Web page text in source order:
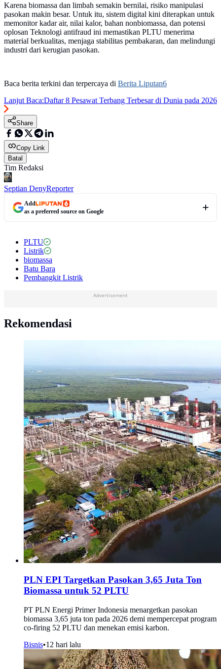
Karena biomassa dan limbah semakin bernilai, risiko manipulasi
pasokan makin besar. Untuk itu, sistem digital kini diterapkan untuk
memonitor kadar air, nilai kalor, bahan nonbiomassa, dan potensi
oplosan Teknologi antifraud ini memastikan PLTU menerima
material berkualitas, menjaga stabilitas pembakaran, dan melindungi
industri dari kerugian pasokan.
Baca berita terkini dan terpercaya di Berita Liputan6
Lanjut Baca:Daftar 8 Pesawat Terbang Terbesar di Dunia pada 2026
Share
Copy Link
Batal
Tim Redaksi
Septian DenyReporter
Add
as a preferred source on Google
PLTU
Listrik
biomassa
Batu Bara
Pembangkit Listrik
Advertisement
Rekomendasi
PLN EPI Targetkan Pasokan 3,65 Juta Ton
Biomassa untuk 52 PLTU
PT PLN Energi Primer Indonesia menargetkan pasokan
biomassa 3,65 juta ton pada 2026 demi mempercepat program
co-firing 52 PLTU dan menekan emisi karbon.
Bisnis•12 hari lalu